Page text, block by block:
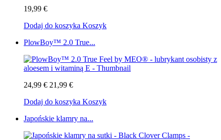
19,99 €
Dodaj do koszyka Koszyk
PlowBoy™ 2.0 True...
24,99 € 21,99 €
Dodaj do koszyka Koszyk
Japońskie klamry na...